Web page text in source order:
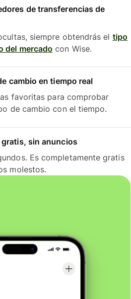
de transferencias de
siempre obtendrás el tipo
del mercado con Wise.
cambio en tiempo real
favoritas para comprobar
de cambio con el tiempo.
sin anuncios
Es completamente gratis
molestos.